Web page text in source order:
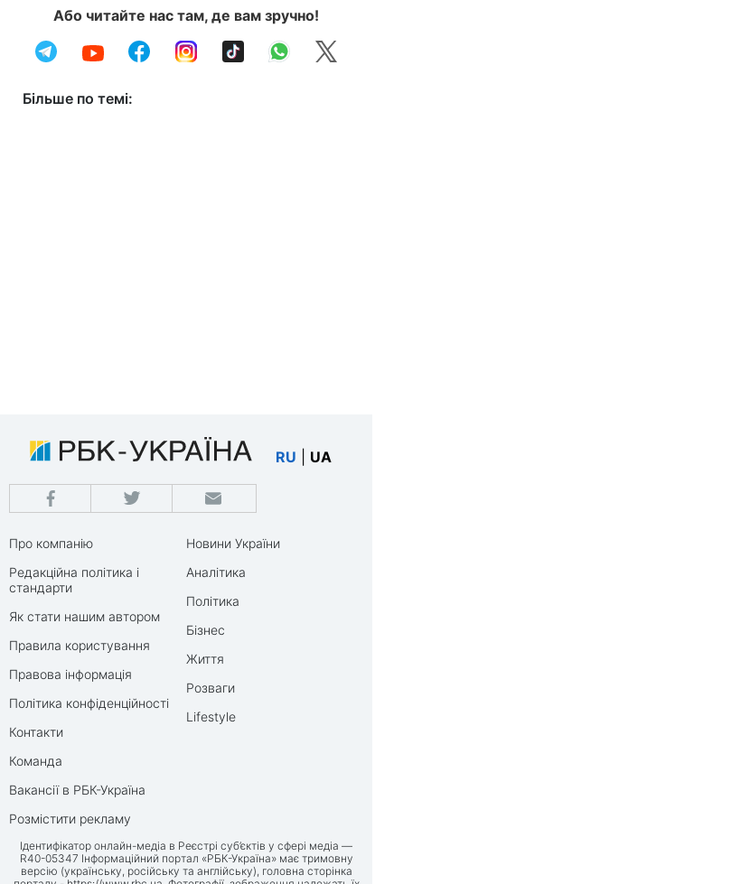
Або читайте нас там, де вам зручно!
Більше по темі:
RU UA
Про компанію
Редакційна політика і
стандарти
Як стати нашим автором
Правила користування
Правова інформація
Політика конфіденційності
Контакти
Команда
Вакансії в РБК-Україна
Розмістити рекламу
Новини України
Аналітика
Політика
Бізнес
Життя
Розваги
Lifestyle
Ідентифікатор онлайн-медіа в Реєстрі суб’єктів у сфері медіа —
R40-05347 Інформаційний портал «РБК-Україна» має тримовну
версію (українську, російську та англійську), головна сторінка